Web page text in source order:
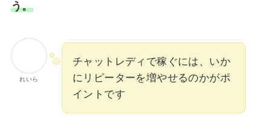
う。
れいら
チャットレディで稼ぐには、いか
にリピーターを増やせるのかがポ
イントです